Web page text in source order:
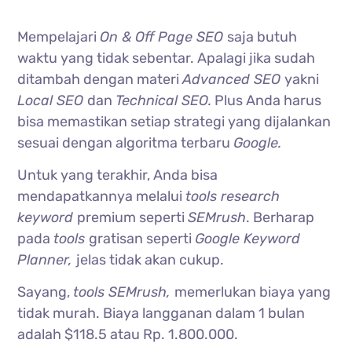
Mempelajari On & Off Page SEO saja butuh
waktu yang tidak sebentar. Apalagi jika sudah
ditambah dengan materiAdvanced SEOyakni
Local SEO dan Technical SEO. Plus Anda harus
bisa memastikan setiap strategi yang dijalankan
sesuai dengan algoritma terbaru Google.
Untuk yang terakhir, Anda bisa
mendapatkannya melalui tools research
keyword premium sepertiSEMrush. Berharap
pada tools gratisan seperti Google Keyword
Planner, jelas tidak akan cukup.
Sayang, tools SEMrush, memerlukan biaya yang
tidak murah. Biaya langganan dalam 1 bulan
adalah $118.5 atau Rp. 1.800.000.